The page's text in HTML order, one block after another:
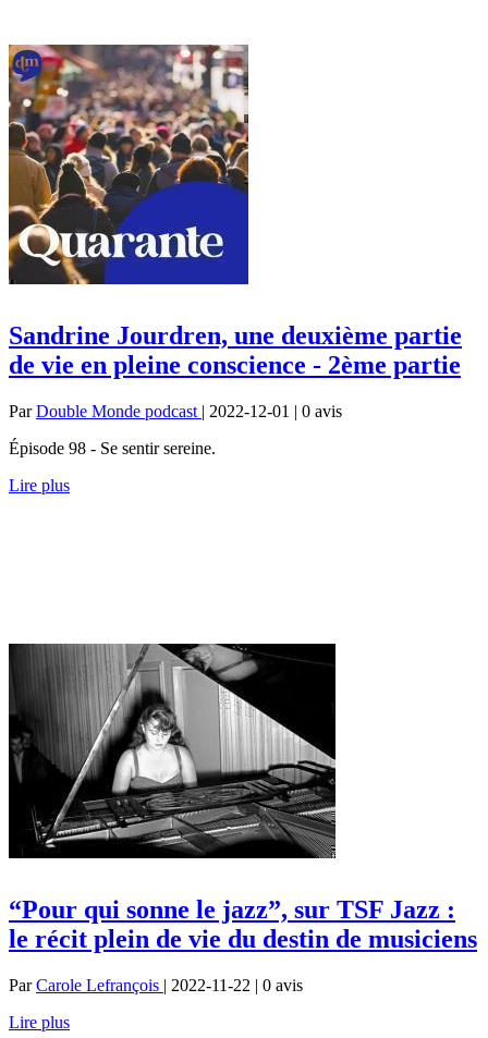
Sandrine Jourdren, une deuxième partie
de vie en pleine conscience - 2ème partie
ParDouble Monde podcast | 2022-12-01 | 0 avis
Épisode 98 - Se sentir sereine.
Lire plus
“Pour qui sonne le jazz”, sur TSF Jazz :
le récit plein de vie du destin de musiciens
ParCarole Lefrançois | 2022-11-22 | 0 avis
Lire plus